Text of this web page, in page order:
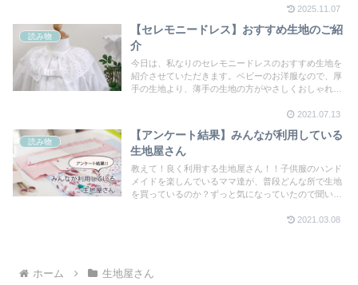
す。気になる場合は、購入店に問い合わせてみるのも
良いと思います。
2025.11.07
読み物
【セレモニードレス】おすすめ生地のご紹
介
今日は、私なりのセレモニードレスのおすすめ生地を
紹介させていただきます。ベビーのお洋服なので、厚
手の生地より、薄手の生地の方がやさしくおしゃれに
2021.07.13
読み物
【アンケート結果】みんなが利用している
生地屋さん
教えて！良く利用する生地屋さん！！子供服のハンド
メイドを楽しんでいるママ達が、普段どんな所で生地
を買っているのか？ずっと気になっていたので聞いて
お店知らなかった！というお店までをまとめてご紹介
2021.03.08
ホーム 生地屋さん